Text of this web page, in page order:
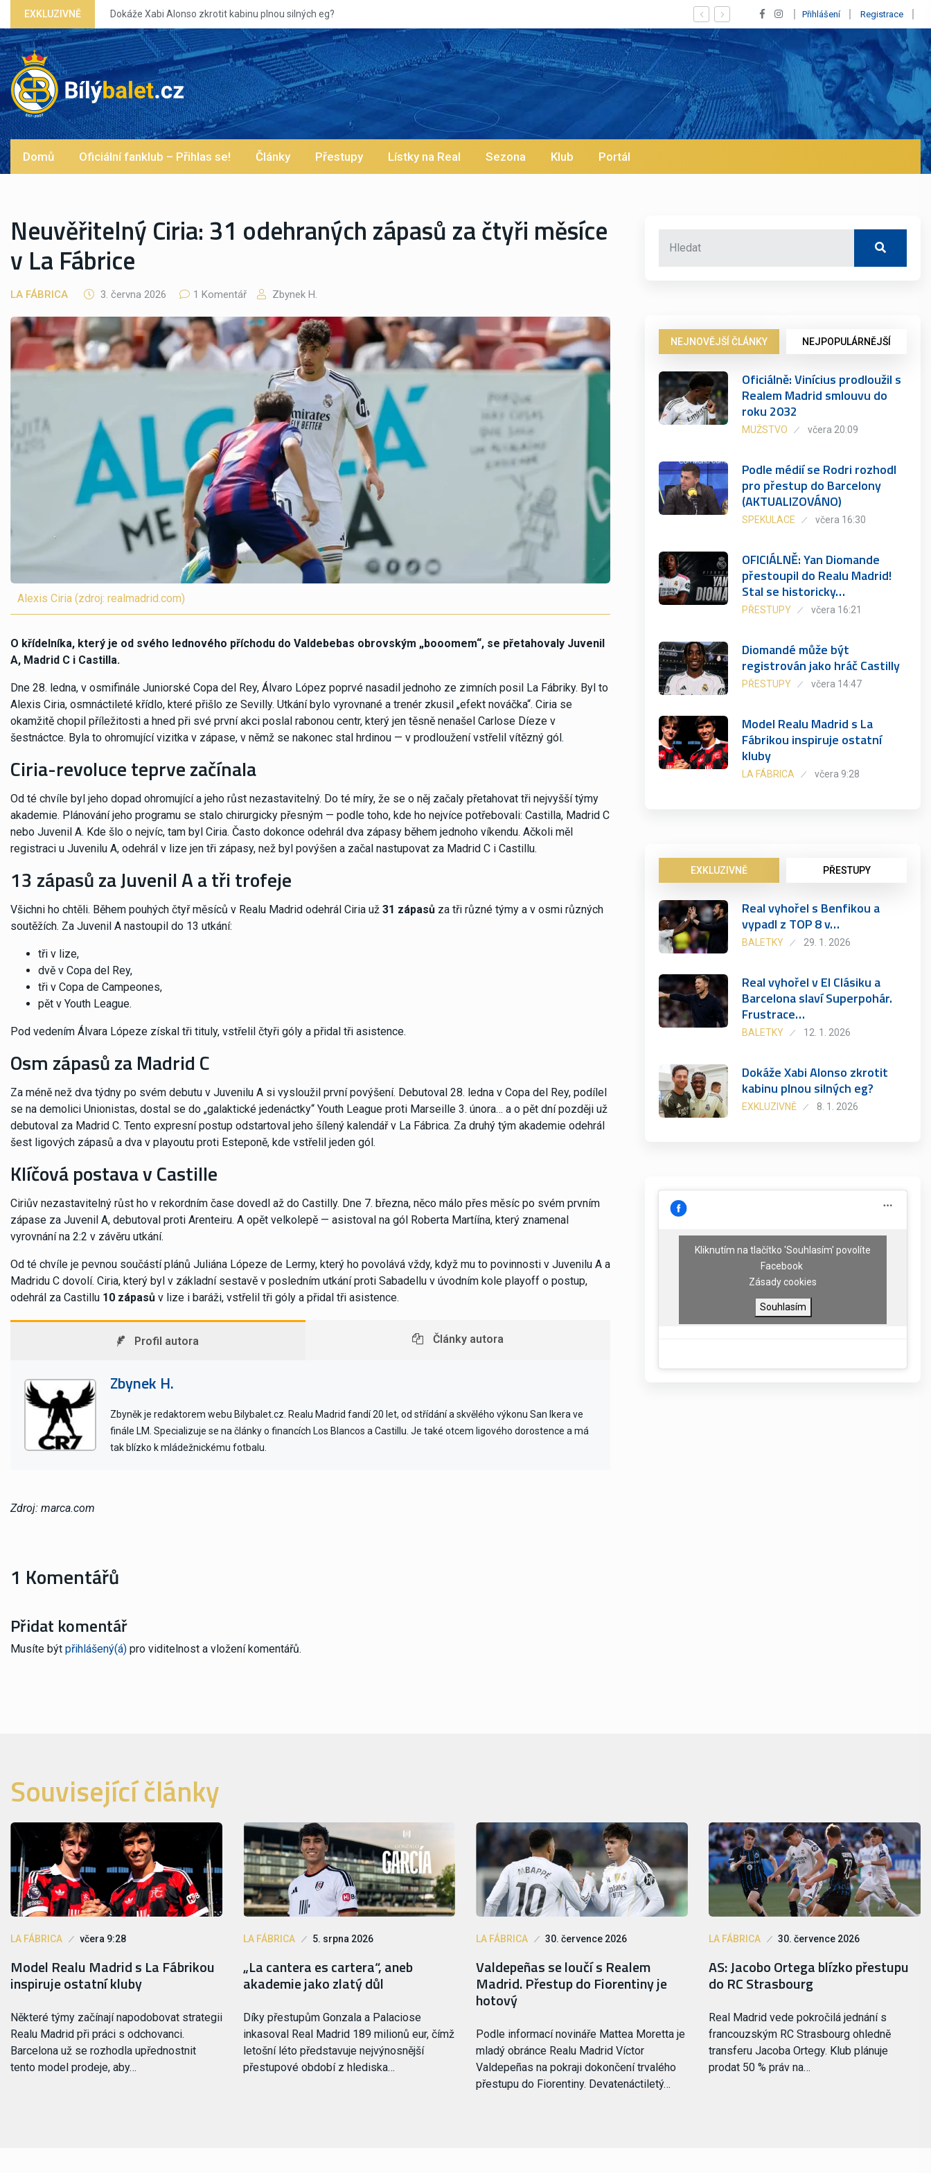
EXKLUZIVNĚ
Dokáže Xabi Alonso zkrotit kabinu plnou silných eg? Vypískaný Vinícius! Blíží se jeho odchod z Realu a pustí se klub na trh
Přihlášení Registrace
Domů Oficiální fanklub – Přihlas se! Články Přestupy Lístky na Real Sezona Klub Portál
Neuvěřitelný Ciria: 31 odehraných zápasů za čtyři měsíce
v La Fábrice
LA FÁBRICA 3. června 2026 1 Komentář Zbynek H.
Alexis Ciria (zdroj: realmadrid.com)
O křídelníka, který je od svého lednového příchodu do Valdebebas obrovským „booomem“, se přetahovaly Juvenil
A, Madrid C i Castilla.
Dne 28. ledna, v osmifinále Juniorské Copa del Rey, Álvaro López poprvé nasadil jednoho ze zimních posil La Fábriky. Byl to
Alexis Ciria, osmnáctileté křídlo, které přišlo ze Sevilly. Utkání bylo vyrovnané a trenér zkusil „efekt nováčka“. Ciria se
okamžitě chopil příležitosti a hned při své první akci poslal rabonou centr, který jen těsně nenašel Carlose Díeze v
šestnáctce. Byla to ohromující vizitka v zápase, v němž se nakonec stal hrdinou — v prodloužení vstřelil vítězný gól.
Ciria-revoluce teprve začínala
Od té chvíle byl jeho dopad ohromující a jeho růst nezastavitelný. Do té míry, že se o něj začaly přetahovat tři nejvyšší týmy
akademie. Plánování jeho programu se stalo chirurgicky přesným — podle toho, kde ho nejvíce potřebovali: Castilla, Madrid C
nebo Juvenil A. Kde šlo o nejvíc, tam byl Ciria. Často dokonce odehrál dva zápasy během jednoho víkendu. Ačkoli měl
registraci u Juvenilu A, odehrál v lize jen tři zápasy, než byl povýšen a začal nastupovat za Madrid C i Castillu.
13 zápasů za Juvenil A a tři trofeje
Všichni ho chtěli. Během pouhých čtyř měsíců v Realu Madrid odehrál Ciria už 31 zápasů za tři různé týmy a v osmi různých
soutěžích. Za Juvenil A nastoupil do 13 utkání:
tři v lize,
dvě v Copa del Rey,
tři v Copa de Campeones,
pět v Youth League.
Pod vedením Álvara Lópeze získal tři tituly, vstřelil čtyři góly a přidal tři asistence.
Osm zápasů za Madrid C
Za méně než dva týdny po svém debutu v Juvenilu A si vysloužil první povýšení. Debutoval 28. ledna v Copa del Rey, podílel
se na demolici Unionistas, dostal se do „galaktické jedenáctky“ Youth League proti Marseille 3. února… a o pět dní později už
debutoval za Madrid C. Tento expresní postup odstartoval jeho šílený kalendář v La Fábrica. Za druhý tým akademie odehrál
šest ligových zápasů a dva v playoutu proti Esteponě, kde vstřelil jeden gól.
Klíčová postava v Castille
Ciriův nezastavitelný růst ho v rekordním čase dovedl až do Castilly. Dne 7. března, něco málo přes měsíc po svém prvním
zápase za Juvenil A, debutoval proti Arenteiru. A opět velkolepě — asistoval na gól Roberta Martíína, který znamenal
vyrovnání na 2:2 v závěru utkání.
Od té chvíle je pevnou součástí plánů Juliána Lópeze de Lermy, který ho povolává vždy, když mu to povinnosti v Juvenilu A a
Madridu C dovolí. Ciria, který byl v základní sestavě v posledním utkání proti Sabadellu v úvodním kole playoff o postup,
odehrál za Castillu 10 zápasů v lize i baráži, vstřelil tři góly a přidal tři asistence.
Profil autora Články autora
Zbynek H.
Zbyněk je redaktorem webu Bilybalet.cz. Realu Madrid fandí 20 let, od střídání a skvělého výkonu San Ikera ve
finále LM. Specializuje se na články o financích Los Blancos a Castillu. Je také otcem ligového dorostence a má
tak blízko k mládežnickému fotbalu.
Zdroj: marca.com
1 Komentářů
Přidat komentář
Musíte být přihlášený(á) pro viditelnost a vložení komentářů.
NEJNOVĚJŠÍ ČLÁNKY NEJPOPULÁRNĚJŠÍ
Oficiálně: Vinícius prodloužil s
Realem Madrid smlouvu do
roku 2032
MUŽSTVO včera 20:09
Podle médií se Rodri rozhodl
pro přestup do Barcelony
(AKTUALIZOVÁNO)
SPEKULACE včera 16:30
OFICIÁLNĚ: Yan Diomande
přestoupil do Realu Madrid!
Stal se historicky…
PŘESTUPY včera 16:21
Diomandé může být
registrován jako hráč Castilly
PŘESTUPY včera 14:47
Model Realu Madrid s La
Fábrikou inspiruje ostatní
kluby
LA FÁBRICA včera 9:28
EXKLUZIVNĚ PŘESTUPY
Real vyhořel s Benfikou a
vypadl z TOP 8 v…
BALETKY 29. 1. 2026
Real vyhořel v El Clásiku a
Barcelona slaví Superpohár.
Frustrace…
BALETKY 12. 1. 2026
Dokáže Xabi Alonso zkrotit
kabinu plnou silných eg?
EXKLUZIVNĚ 8. 1. 2026
Kliknutím na tlačítko 'Souhlasím' povolíte
Facebook
Zásady cookies
Souhlasím
Související články
LA FÁBRICA včera 9:28
Model Realu Madrid s La Fábrikou
inspiruje ostatní kluby
Některé týmy začínají napodobovat strategii
Realu Madrid při práci s odchovanci.
Barcelona už se rozhodla upřednostnit
tento model prodeje, aby…
LA FÁBRICA 5. srpna 2026
„La cantera es cartera“, aneb
akademie jako zlatý důl
Díky přestupům Gonzala a Palaciose
inkasoval Real Madrid 189 milionů eur, čímž
letošní léto představuje nejvýnosnější
přestupové období z hlediska…
LA FÁBRICA 30. července 2026
Valdepeñas se loučí s Realem
Madrid. Přestup do Fiorentiny je
hotový
Podle informací novináře Mattea Moretta je
mladý obránce Realu Madrid Víctor
Valdepeñas na pokraji dokončení trvalého
přestupu do Fiorentiny. Devatenáctiletý…
LA FÁBRICA 30. července 2026
AS: Jacobo Ortega blízko přestupu
do RC Strasbourg
Real Madrid vede pokročilá jednání s
francouzským RC Strasbourg ohledně
transferu Jacoba Ortegy. Klub plánuje
prodat 50 % práv na…